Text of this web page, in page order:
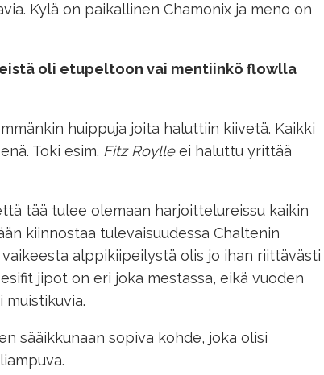
Kylä on paikallinen Chamonix ja meno on
oli etupeltoon vai mentiinkö flowlla
huippuja joita haluttiin kiivetä. Kaikki
Toki esim. Fitz Roylleei haluttu yrittää
tää tulee olemaan harjoittelureissu kaikin
kiinnostaa tulevaisuudessa Chaltenin
alppikiipeilystä olis jo ihan riittävästi
jipot on eri joka mestassa, eikä vuoden
muistikuvia.
sääikkunaan sopiva kohde, joka olisi